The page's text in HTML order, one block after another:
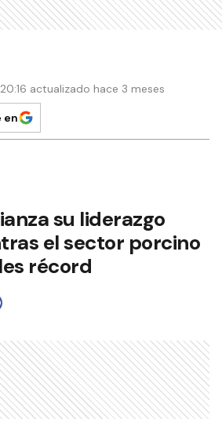
actualizado hace 3 meses
en
su liderazgo
el sector porcino
récord